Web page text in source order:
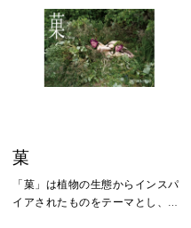
は、透き間風の吹きすさぶ荒涼と
した心を隠して生きてきた。有名
な小説家の恋人の座を得た彼女
は、とある“しきたり”に縛られた
菓
「菓」は植物の生態からインスパ
イアされたものをテーマとし、坂